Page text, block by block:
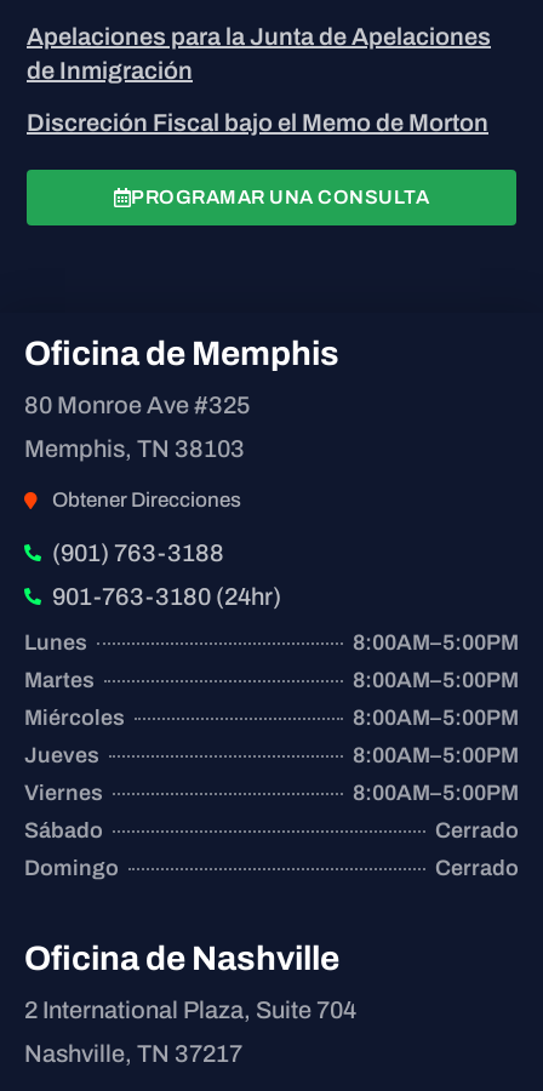
Apelaciones para la Junta de Apelaciones
de Inmigración
Discreción Fiscal bajo el Memo de Morton
PROGRAMAR UNA CONSULTA
Oficina de Memphis
80 Monroe Ave #325
Memphis, TN 38103
Obtener Direcciones
(901) 763-3188
901-763-3180 (24hr)
Lunes
8:00AM–5:00PM
Martes
8:00AM–5:00PM
Miércoles
8:00AM–5:00PM
Jueves
8:00AM–5:00PM
Viernes
8:00AM–5:00PM
Sábado
Cerrado
Domingo
Cerrado
Oficina de Nashville
2 International Plaza, Suite 704
Nashville, TN 37217